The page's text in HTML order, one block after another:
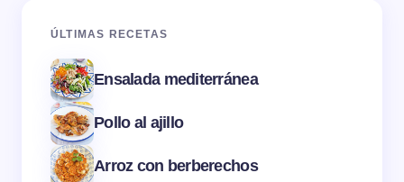
ÚLTIMAS RECETAS
Ensalada mediterránea
Pollo al ajillo
Arroz con berberechos